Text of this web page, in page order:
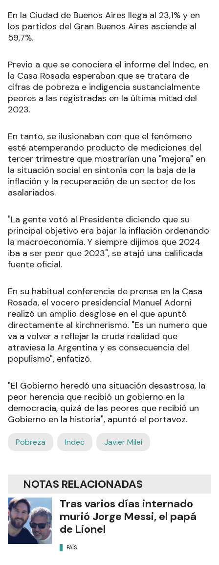
En la Ciudad de Buenos Aires llega al 23,1% y en
los partidos del Gran Buenos Aires asciende al
59,7%.
Previo a que se conociera el informe del Indec, en
la Casa Rosada esperaban que se tratara de
cifras de pobreza e indigencia sustancialmente
peores a las registradas en la última mitad del
2023.
En tanto, se ilusionaban con que el fenómeno
esté atemperando producto de mediciones del
tercer trimestre que mostrarían una "mejora" en
la situación social en sintonía con la baja de la
inflación y la recuperación de un sector de los
asalariados.
"La gente votó al Presidente diciendo que su
principal objetivo era bajar la inflación ordenando
la macroeconomía. Y siempre dijimos que 2024
iba a ser peor que 2023", se atajó una calificada
fuente oficial.
En su habitual conferencia de prensa en la Casa
Rosada, el vocero presidencial Manuel Adorni
realizó un amplio desglose en el que apuntó
directamente al kirchnerismo. "Es un numero que
va a volver a reflejar la cruda realidad que
atraviesa la Argentina y es consecuencia del
populismo", enfatizó.
"El Gobierno heredó una situación desastrosa, la
peor herencia que recibió un gobierno en la
democracia, quizá de las peores que recibió un
Gobierno en la historia", apuntó el portavoz.
Pobreza Indec Javier Milei
NOTAS RELACIONADAS
Tras varios días internado
murió Jorge Messi, el papá
de Lionel
PAÍS